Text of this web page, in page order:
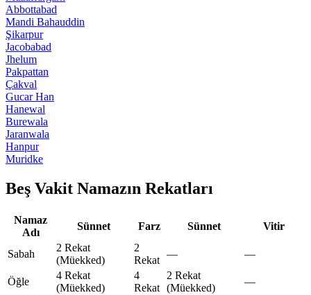
Abbottabad
Mandi Bahauddin
Şikarpur
Jacobabad
Jhelum
Pakpattan
Çakval
Gucar Han
Hanewal
Burewala
Jaranwala
Hanpur
Muridke
Beş Vakit Namazın Rekatları
Namaz
Adı
Sünnet Farz Sünnet Vitir
Sabah
2 Rekat
(Müekked)
2
Rekat
— —
Öğle
4 Rekat
(Müekked)
4
Rekat
2 Rekat
(Müekked)
—